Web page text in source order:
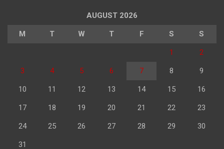
AUGUST 2026
M T W T F S S
1 2
3 4 5 6 7 8 9
10 11 12 13 14 15 16
17 18 19 20 21 22 23
24 25 26 27 28 29 30
31